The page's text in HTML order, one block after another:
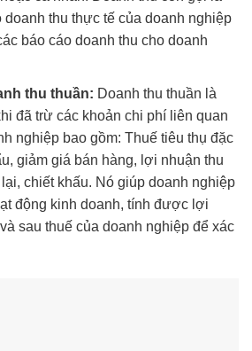
doanh thu thực tế của doanh nghiệp
báo cáo doanh thu cho doanh
thu thuần: Doanh thu thuần là
đã trừ các khoản chi phí liên quan
nghiệp bao gồm: Thuế tiêu thụ đặc
giảm giá bán hàng, lợi nhuận thu
chiết khấu. Nó giúp doanh nghiệp
động kinh doanh, tính được lợi
sau thuế của doanh nghiệp để xác